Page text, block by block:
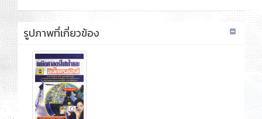
รูปภาพที่เกี่ยวข้อง